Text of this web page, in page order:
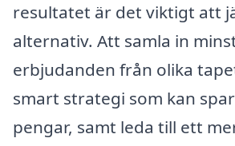
resultatet är det viktigt att
alternativ. Att samla in
erbjudanden från olika
smart strategi som kan
pengar, samt leda till ett